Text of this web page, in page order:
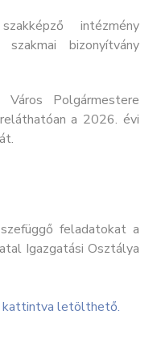
intézmény
bizonyítvány
Polgármestere
a 2026. évi
feladatokat a
Igazgatási Osztálya
kattintva letölthető.